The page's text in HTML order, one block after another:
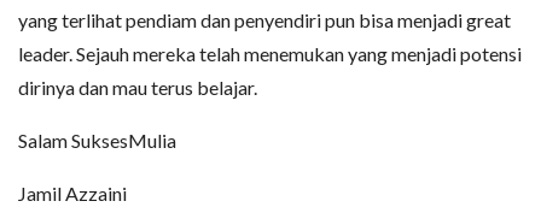
yang terlihat pendiam dan penyendiri pun bisa menjadi great
leader. Sejauh mereka telah menemukan yang menjadi potensi
dirinya dan mau terus belajar.
Salam SuksesMulia
Jamil Azzaini